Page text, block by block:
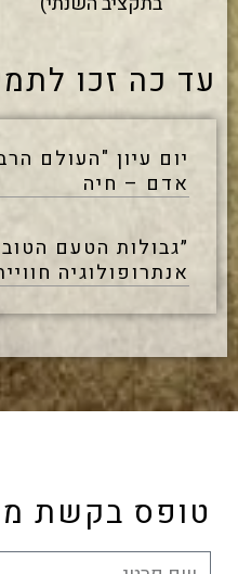
עד כה זכו
יום עיון "העולם
אדם – חיה
״גבולות הטעם
אנתרופולוגיה
טופס בקשת